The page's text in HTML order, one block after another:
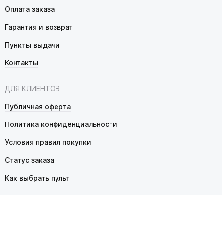
Оплата заказа
Гарантия и возврат
Пункты выдачи
Контакты
ДЛЯ КЛИЕНТОВ
Публичная оферта
Политика конфиденциальности
Условия правил покупки
Статус заказа
Как выбрать пульт